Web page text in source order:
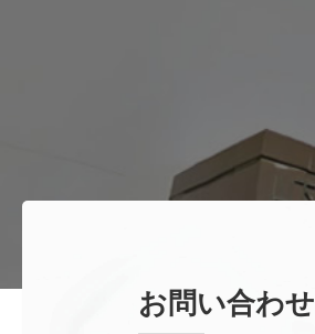
お問い合わせ